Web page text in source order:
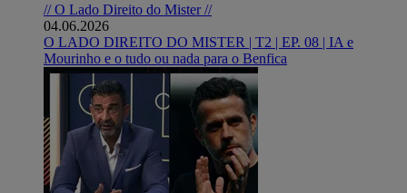
// O Lado Direito do Mister //
04.06.2026
O LADO DIREITO DO MISTER | T2 | EP. 08 | IA e
Mourinho e o tudo ou nada para o Benfica